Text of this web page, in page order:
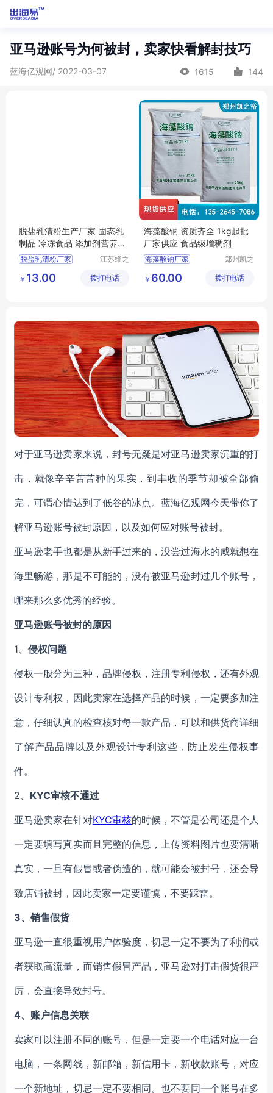
亚马逊账号为何被封，卖家快看解封技巧
蓝海亿观网/ 2022-03-07 1615 144
脱盐乳清粉生产厂家 固态乳
制品 冷冻食品 添加剂营养强
化剂
脱盐乳清粉厂家
脱盐乳清粉营养强化剂
江苏维之
技有限公
￥ 13.00 拨打电话
海藻酸钠 资质齐全 1kg起批
厂家供应 食品级增稠剂
海藻酸钠厂家
海藻酸钠价格
郑州凯之
加剂有限
￥ 60.00 拨打电话
对于亚马逊卖家来说，封号无疑是对亚马逊卖家沉重的打
击，就像辛辛苦苦种的果实，到丰收的季节却被全部偷
完，可谓心情达到了低谷的冰点。蓝海亿观网今天带你了
解亚马逊账号被封原因，以及如何应对账号被封。
亚马逊老手也都是从新手过来的，没尝过海水的咸就想在
海里畅游，那是不可能的，没有被亚马逊封过几个账号，
哪来那么多优秀的经验。
亚马逊账号被封的原因
1、 侵权问题
侵权一般分为三种，品牌侵权，注册专利侵权，还有外观
设计专利权，因此卖家在选择产品的时候，一定要多加注
意，仔细认真的检查核对每一款产品，可以和供货商详细
了解产品品牌以及外观设计专利这些，防止发生侵权事
件。
2、 KYC审核不通过
亚马逊卖家在针对KYC审核的时候，不管是公司还是个人
一定要填写真实而且完整的信息，上传资料图片也要清晰
真实，一旦有假冒或者伪造的，就可能会被封号，还会导
致店铺被封，因此卖家一定要谨慎，不要踩雷。
3、销售假货
亚马逊一直很重视用户体验度，切忌一定不要为了利润或
者获取高流量，而销售假冒产品，亚马逊对打击假货很严
厉，会直接导致封号。
4、账户信息关联
卖家可以注册不同的账号，但是一定要一个电话对应一台
电脑，一条网线，新邮箱，新信用卡，新收款账号，对应
一个新地址，切忌一定不要相同。也不要同一个账号在多